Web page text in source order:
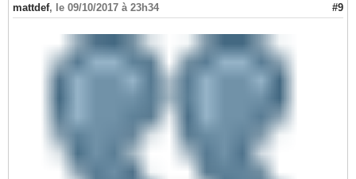
mattdef, le 09/10/2017 à 23h34 #9